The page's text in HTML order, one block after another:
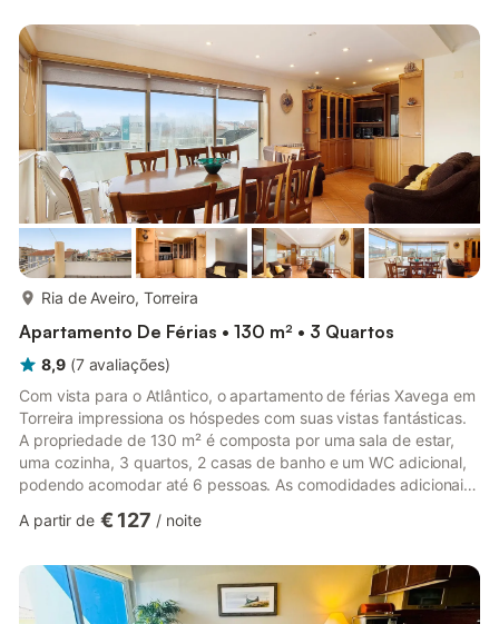
Ria de Aveiro, Torreira
Apartamento De Férias • 130 m² • 3 Quartos
8,9 (7 avaliações)
Com vista para o Atlântico, o apartamento de férias Xavega em
Torreira impressiona os hóspedes com suas vistas fantásticas.
A propriedade de 130 m² é composta por uma sala de estar,
uma cozinha, 3 quartos, 2 casas de banho e um WC adicional,
podendo acomodar até 6 pessoas. As comodidades adicionais
diversão. Este alojamento não dispõe de Wi-Fi nem de ar
privada, incluindo um terraço aberto e uma varanda. O
apartamento está localizado próximo de instalações para ténis
e desportos a...
A partir de € 127 / noite